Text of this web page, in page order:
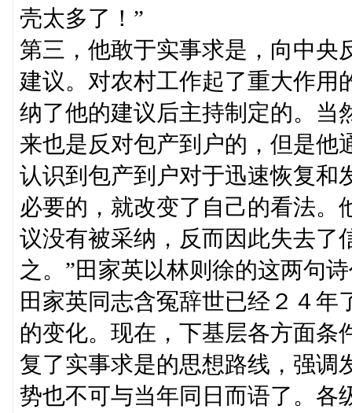
壳太多了！”
第三，他敢于实事求是，向中央
建议。对农村工作起了重大作用
纳了他的建议后主持制定的。当
来也是反对包产到户的，但是他
认识到包产到户对于迅速恢复和
必要的，就改变了自己的看法。
议没有被采纳，反而因此失去了
之。”田家英以林则徐的这两句
田家英同志含冤辞世已经２４
的变化。现在，下基层各方面条
复了实事求是的思想路线，强调
势也不可与当年同日而语了。各